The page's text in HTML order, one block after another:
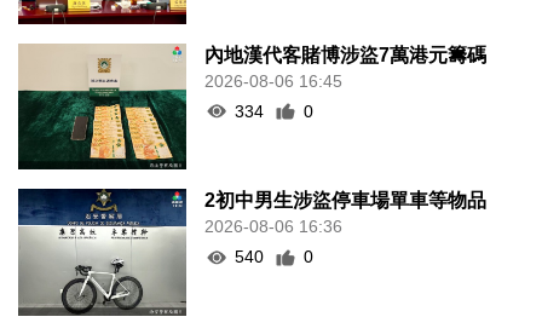
內地漢代客賭博涉盜7萬港元籌碼
2026-08-06 16:45
334
0
2初中男生涉盜停車場單車等物品
2026-08-06 16:36
540
0